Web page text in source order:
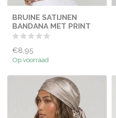
BRUINE SATIJNEN
BANDANA MET PRINT
€8,95
Op voorraad